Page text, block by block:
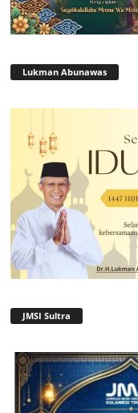
Lukman Abunawas
JMSI Sultra